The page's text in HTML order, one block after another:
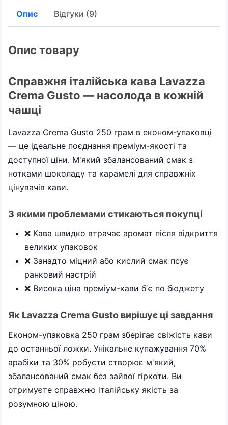
Опис Відгуки (9)
Опис товару
Справжня італійська кава Lavazza
Crema Gusto — насолода в кожній
чашці
Lavazza Crema Gusto 250 грам в економ-упаковці
— це ідеальне поєднання преміум-якості та
доступної ціни. М'який збалансований смак з
нотками шоколаду та карамелі для справжніх
цінувачів кави.
З якими проблемами стикаються покупці
❌ Кава швидко втрачає аромат після відкриття
великих упаковок
❌ Занадто міцний або кислий смак псує
ранковий настрій
❌ Висока ціна преміум-кави бʼє по бюджету
Як Lavazza Crema Gusto вирішує ці завдання
Економ-упаковка 250 грам зберігає свіжість кави
до останньої ложки. Унікальне купажування 70%
арабіки та 30% робусти створює м'який,
збалансований смак без зайвої гіркоти. Ви
отримуєте справжню італійську якість за
розумною ціною.